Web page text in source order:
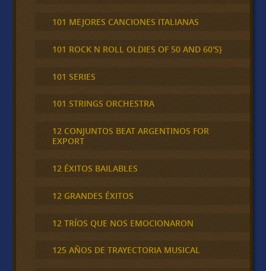
101 MEJORES CANCIONES ITALIANAS
101 ROCK N ROLL OLDIES OF 50 AND 60'S}
101 SERIES
101 STRINGS ORCHESTRA
12 CONJUNTOS BEAT ARGENTINOS FOR
EXPORT
12 ÉXITOS BAILABLES
12 GRANDES ÉXITOS
12 TRÍOS QUE NOS EMOCIONARON
125 AÑOS DE TRAYECTORIA MUSICAL